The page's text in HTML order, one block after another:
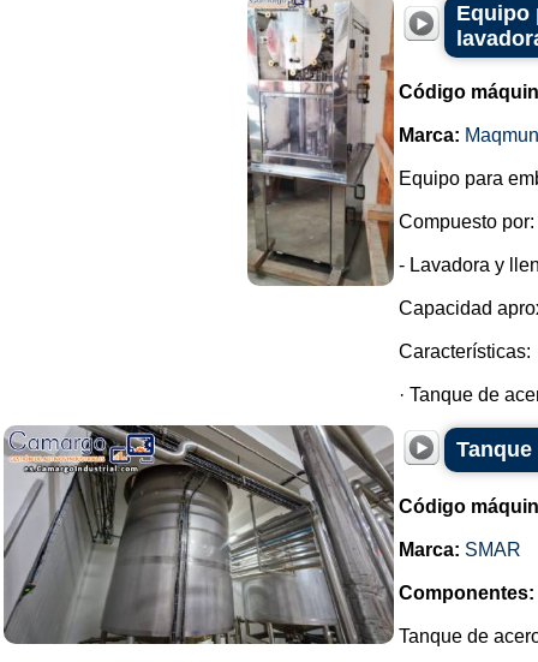
Equipo
Código
Marca:
Equipo para
Compuesto por:
- Lavadora y
Capacidad
Características:
· Tanque de
Código
Marca: SMAR
Componentes:
Tanque de